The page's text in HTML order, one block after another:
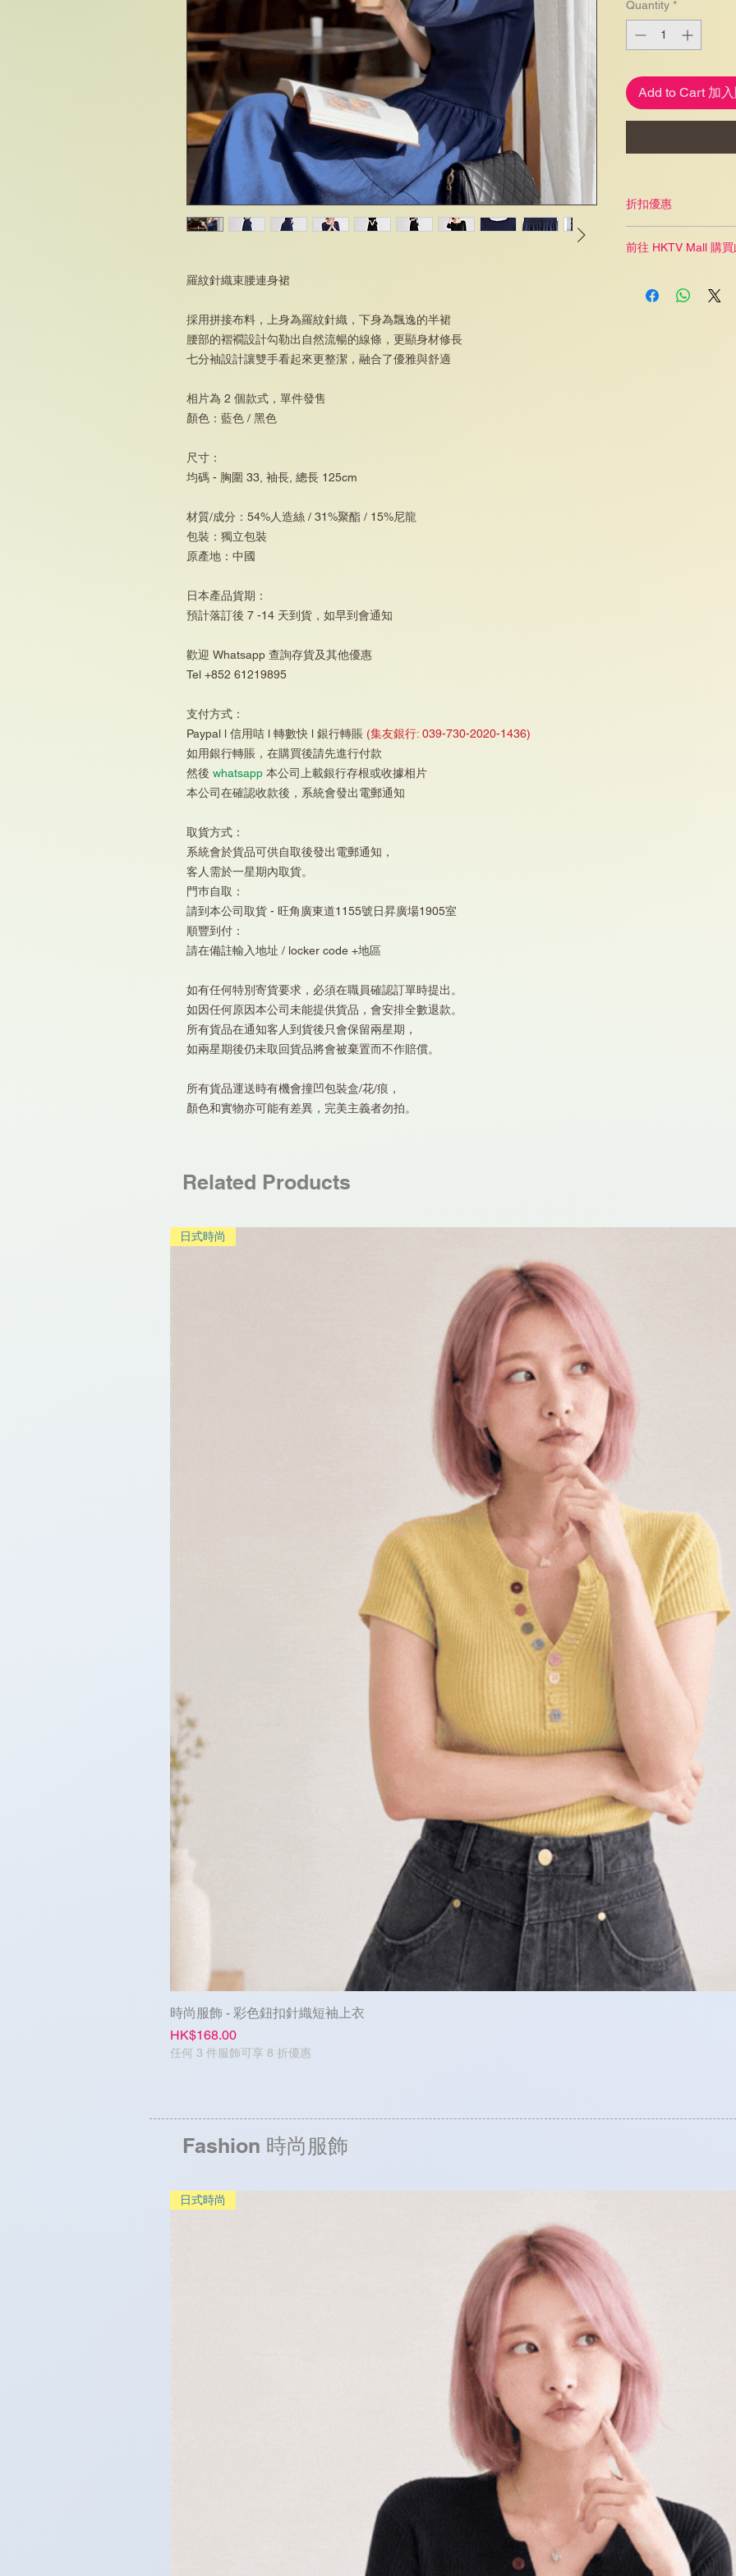
羅紋針織束腰連身裙
採用拼接布料，上身為羅紋針織，下身為飄逸的半裙
腰部的褶襉設計勾勒出自然流暢的線條，更顯身材修長
七分袖設計讓雙手看起來更整潔，融合了優雅與舒適
相片為 2 個款式，單件發售
顏色：藍色 / 黑色
尺寸：
均碼 - 胸圍 33, 袖長, 總長 125cm
材質/成分：54%人造絲 / 31%聚酯 / 15%尼龍
包裝：獨立包裝
原產地：中國
日本產品貨期：
預計落訂後 7 -14 天到貨，如早到會通知
歡迎 Whatsapp 查詢存貨及其他優惠
Tel +852 61219895
支付方式：
Paypal l 信用咭 l 轉數快 l 銀行轉賬 (集友銀行: 039-730-2020-1436)
如用銀行轉賬，在購買後請先進行付款
然後 whatsapp 本公司上載銀行存根或收據相片
本公司在確認收款後，系統會發出電郵通知
取貨方式：
系統會於貨品可供自取後發出電郵通知，
客人需於一星期內取貨。
門巿自取：
請到本公司取貨 - 旺角廣東道1155號日昇廣場1905室
順豐到付：
請在備註輸入地址 / locker code +地區
如有任何特別寄貨要求，必須在職員確認訂單時提出。
如因任何原因本公司未能提供貨品，會安排全數退款。
所有貨品在通知客人到貨後只會保留兩星期，
如兩星期後仍未取回貨品將會被棄置而不作賠償。
所有貨品運送時有機會撞凹包裝盒/花/痕，
顏色和實物亦可能有差異，完美主義者勿拍。
Quantity *
Add to Cart 加
折扣優惠
任何 3 件服飾或以上
前往 HKTV Mall 購
Related Products
日式時尚
時尚服飾 - 彩色鈕扣針織短袖上衣
Price
HK$168.00
任何 3 件服飾可享 8 折優惠
Fashion 時尚服飾
日式時尚